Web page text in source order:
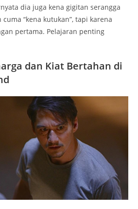
dia juga kena gigitan serangga
“kena kutukan”, tapi karena
pertama. Pelajaran penting
dan Kiat Bertahan di